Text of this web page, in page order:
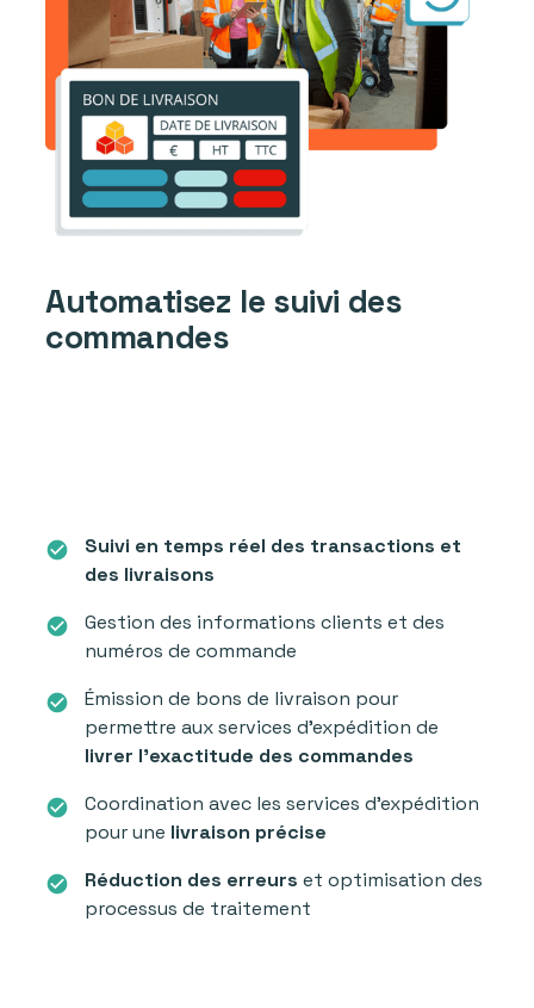
Automatisez le suivi des
commandes
check_circle
Suivi en temps réel des transactions et
des livraisons
check_circle
Gestion des informations clients et des
numéros de commande
check_circle
Émission de bons de livraison pour
permettre aux services d’expédition de
livrer l’exactitude des commandes
check_circle Coordination avec les services d’expédition
pour une livraison précise
check_circle Réduction des erreurset optimisation des
processus de traitement